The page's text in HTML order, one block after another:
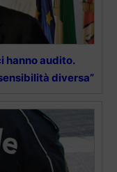
hanno audito.
diversa”